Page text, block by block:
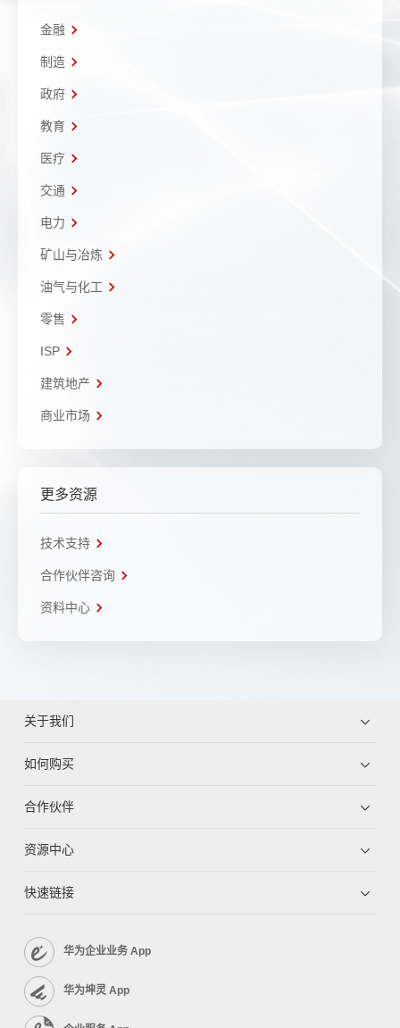
金融
制造
政府
教育
医疗
交通
电力
矿山与冶炼
油气与化工
零售
ISP
建筑地产
商业市场
更多资源
技术支持
合作伙伴咨询
资料中心
关于我们
如何购买
合作伙伴
资源中心
快速链接
华为企业业务 App
华为坤灵 App